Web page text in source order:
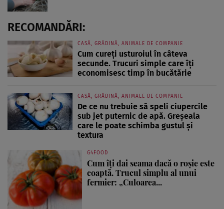
RECOMANDĂRI:
CASĂ, GRĂDINĂ, ANIMALE DE COMPANIE
Cum cureți usturoiul în câteva
secunde. Trucuri simple care îți
economisesc timp în bucătărie
CASĂ, GRĂDINĂ, ANIMALE DE COMPANIE
De ce nu trebuie să speli ciupercile
sub jet puternic de apă. Greșeala
care le poate schimba gustul și
textura
G4FOOD
Cum îți dai seama dacă o roșie este
coaptă. Trucul simplu al unui
fermier: „Culoarea...